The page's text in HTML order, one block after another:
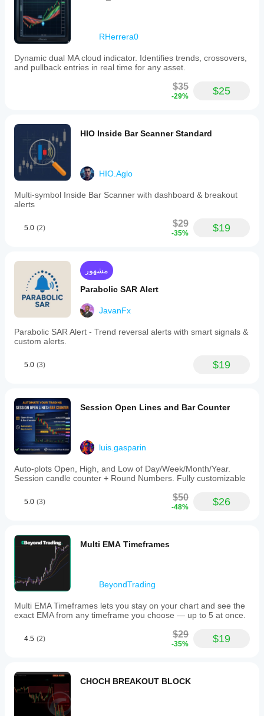
RHerrera0
Dynamic dual MA cloud indicator. Identifies trends, crossovers,
and pullback entries in real time for any asset.
$35
-29% $25
HIO Inside Bar Scanner Standard
HIO.Aglo
Multi-symbol Inside Bar Scanner with dashboard & breakout
alerts
5.0 (2) $29
-35% $19
مشهور
Parabolic SAR Alert
JavanFx
Parabolic SAR Alert - Trend reversal alerts with smart signals &
custom alerts.
5.0 (3) $19
Session Open Lines and Bar Counter
luis.gasparin
Auto-plots Open, High, and Low of Day/Week/Month/Year.
Session candle counter + Round Numbers. Fully customizable
5.0 (3) $50
-48% $26
Multi EMA Timeframes
BeyondTrading
Multi EMA Timeframes lets you stay on your chart and see the
exact EMA from any timeframe you choose — up to 5 at once.
4.5 (2) $29
-35% $19
CHOCH BREAKOUT BLOCK